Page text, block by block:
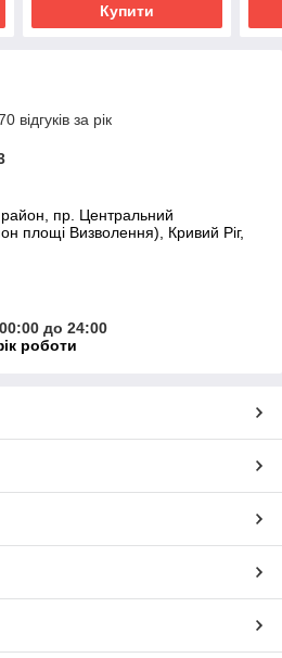
Купити
відгуків за рік
пр. Центральний
площі Визволення), Кривий Ріг,
до 24:00
роботи